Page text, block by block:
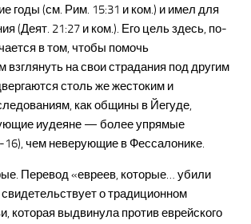
годы (см. Рим. 15:31 и ком.) и имел для
(Деят. 21:27 и ком.). Его цель здесь, по-
в том, чтобы помочь
на свои страдания под другим
столь же жестоким и
как общины в Йегуде,
иудеяне — более упрямые
16), чем неверующие в Фессалонике.
Перевод «евреев, которые… убили
о традиционном
которая выдвинула против еврейского